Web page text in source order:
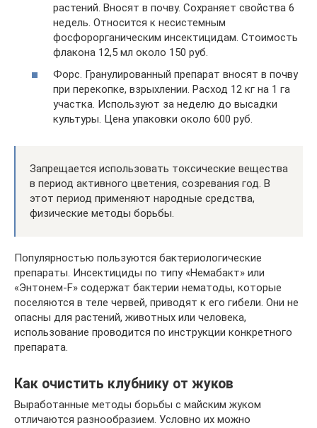
растений. Вносят в почву. Сохраняет свойства 6
недель. Относится к несистемным
фосфорорганическим инсектицидам. Стоимость
флакона 12,5 мл около 150 руб.
Форс. Гранулированный препарат вносят в почву
при перекопке, взрыхлении. Расход 12 кг на 1 га
участка. Используют за неделю до высадки
культуры. Цена упаковки около 600 руб.
Запрещается использовать токсические вещества
в период активного цветения, созревания год. В
этот период применяют народные средства,
физические методы борьбы.
Популярностью пользуются бактериологические
препараты. Инсектициды по типу «Немабакт» или
«Энтонем-F» содержат бактерии нематоды, которые
поселяются в теле червей, приводят к его гибели. Они не
опасны для растений, животных или человека,
использование проводится по инструкции конкретного
препарата.
Как очистить клубнику от жуков
Выработанные методы борьбы с майским жуком
отличаются разнообразием. Условно их можно